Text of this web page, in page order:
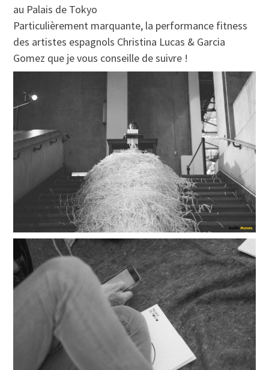
au Palais de Tokyo
Particulièrement marquante, la performance fitness
des artistes espagnols Christina Lucas & Garcia
Gomez que je vous conseille de suivre !